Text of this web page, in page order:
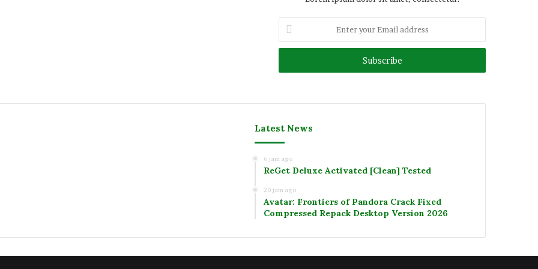
Enter
your
Email
Latest News
6 jam ago
ReGet Deluxe Activated [Clean] Tested
20 jam ago
Avatar: Frontiers of Pandora Crack Fixed
Compressed Repack Desktop Version 2026